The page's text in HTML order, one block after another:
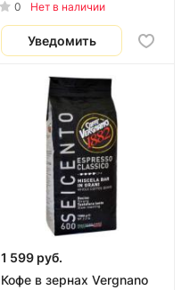
1000 гр.
0 Нет в наличии
Уведомить
1 599 руб.
Кофе в зернах Vergnano